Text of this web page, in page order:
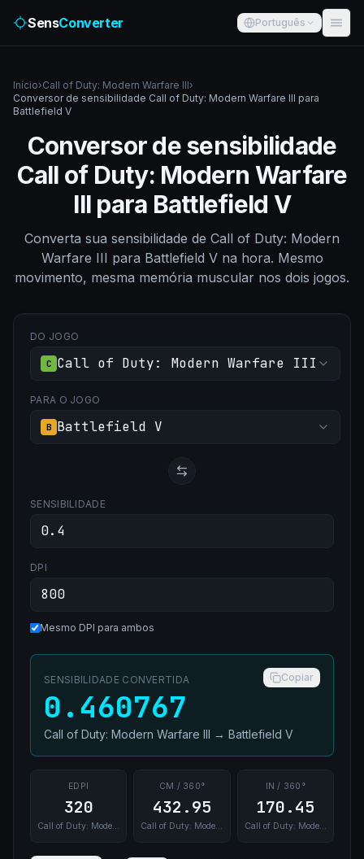
SensConverter Português
Início›Call of Duty: Modern Warfare III›
Conversor de sensibilidade Call of Duty: Modern Warfare III para
Battlefield V
Conversor de sensibilidade
Call of Duty: Modern Warfare
III para Battlefield V
Converta sua sensibilidade de Call of Duty: Modern
Warfare III para Battlefield V na hora. Mesmo
movimento, mesma memória muscular nos dois jogos.
DO JOGO
C Call of Duty: Modern Warfare III
PARA O JOGO
B Battlefield V
SENSIBILIDADE
DPI
Mesmo DPI para ambos
SENSIBILIDADE CONVERTIDA Copiar
0.460767
Call of Duty: Modern Warfare III → Battlefield V
EDPI
320
Call of Duty: Modern Warfare III
CM / 360°
432.95
Call of Duty: Modern Warfare III
IN / 360°
170.45
Call of Duty: Modern Warfare III